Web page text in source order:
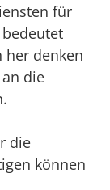
für
her denken
die
die
können